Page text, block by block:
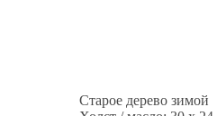
Старое дерево зимой